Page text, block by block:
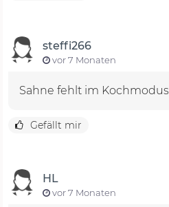
steffi266
vor 7 Monaten
Sahne fehlt im Kochmodus
Gefällt mir
HL
vor 7 Monaten